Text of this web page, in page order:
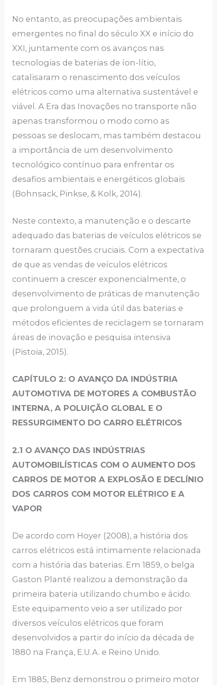
No entanto, as preocupações ambientais
emergentes no final do século XX e início do
XXI, juntamente com os avanços nas
tecnologias de baterias de íon-lítio,
catalisaram o renascimento dos veículos
elétricos como uma alternativa sustentável e
viável. A Era das Inovações no transporte não
apenas transformou o modo como as
pessoas se deslocam, mas também destacou
a importância de um desenvolvimento
tecnológico contínuo para enfrentar os
desafios ambientais e energéticos globais
(Bohnsack, Pinkse, & Kolk, 2014).
Neste contexto, a manutenção e o descarte
adequado das baterias de veículos elétricos se
tornaram questões cruciais. Com a expectativa
de que as vendas de veículos elétricos
continuem a crescer exponencialmente, o
desenvolvimento de práticas de manutenção
que prolonguem a vida útil das baterias e
métodos eficientes de reciclagem se tornaram
áreas de inovação e pesquisa intensiva
(Pistoia, 2015).
CAPÍTULO 2: O AVANÇO DA INDÚSTRIA
AUTOMOTIVA DE MOTORES A COMBUSTÃO
INTERNA, A POLUIÇÃO GLOBAL E O
RESSURGIMENTO DO CARRO ELÉTRICOS
2.1 O AVANÇO DAS INDÚSTRIAS
AUTOMOBILÍSTICAS COM O AUMENTO DOS
CARROS DE MOTOR A EXPLOSÃO E DECLÍNIO
DOS CARROS COM MOTOR ELÉTRICO E A
VAPOR
De acordo com Hoyer (2008), a história dos
carros elétricos está intimamente relacionada
com a história das baterias. Em 1859, o belga
Gaston Planté realizou a demonstração da
primeira bateria utilizando chumbo e ácido.
Este equipamento veio a ser utilizado por
diversos veículos elétricos que foram
desenvolvidos a partir do início da década de
1880 na França, E.U.A. e Reino Unido.
Em 1885, Benz demonstrou o primeiro motor